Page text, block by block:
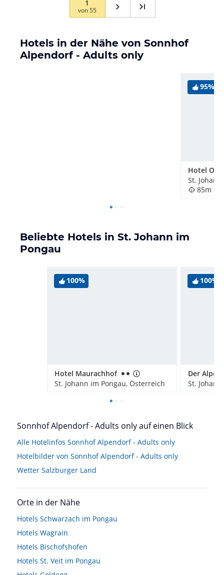
1
von55
Hotels in der Nähe von Sonnhof
Alpendorf - Adults only
95%
Hotel
St.
85m
Beliebte Hotels in St. Johann im
Pongau
100%
Hotel Maurachhof
St. Johann im Pongau, Österreich
100%
Der
St.
Sonnhof Alpendorf - Adults only auf einen Blick
Alle Hotelinfos Sonnhof Alpendorf - Adults only
Hotelbilder von Sonnhof Alpendorf - Adults only
Wetter Salzburger Land
Orte in der Nähe
Hotels Schwarzach im Pongau
Hotels Wagrain
Hotels Bischofshofen
Hotels St. Veit im Pongau